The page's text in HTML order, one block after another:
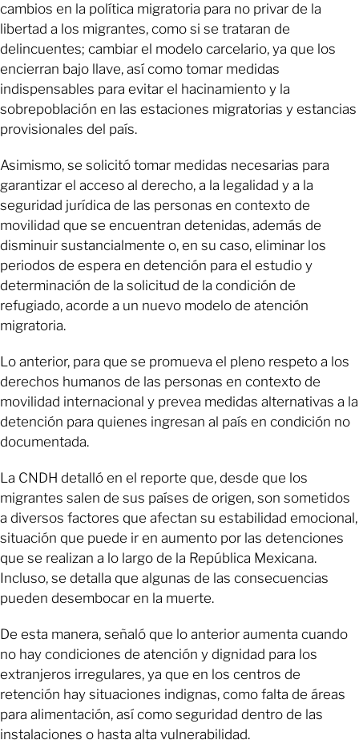
cambios en la política migratoria para no privar de la
libertad a los migrantes, como si se trataran de
delincuentes; cambiar el modelo carcelario, ya que los
encierran bajo llave, así como tomar medidas
indispensables para evitar el hacinamiento y la
sobrepoblación en las estaciones migratorias y estancias
provisionales del país.
Asimismo, se solicitó tomar medidas necesarias para
garantizar el acceso al derecho, a la legalidad y a la
seguridad jurídica de las personas en contexto de
movilidad que se encuentran detenidas, además de
disminuir sustancialmente o, en su caso, eliminar los
periodos de espera en detención para el estudio y
determinación de la solicitud de la condición de
refugiado, acorde a un nuevo modelo de atención
migratoria.
Lo anterior, para que se promueva el pleno respeto a los
derechos humanos de las personas en contexto de
movilidad internacional y prevea medidas alternativas a la
detención para quienes ingresan al país en condición no
documentada.
La CNDH detalló en el reporte que, desde que los
migrantes salen de sus países de origen, son sometidos
a diversos factores que afectan su estabilidad emocional,
situación que puede ir en aumento por las detenciones
que se realizan a lo largo de la República Mexicana.
Incluso, se detalla que algunas de las consecuencias
pueden desembocar en la muerte.
De esta manera, señaló que lo anterior aumenta cuando
no hay condiciones de atención y dignidad para los
extranjeros irregulares, ya que en los centros de
retención hay situaciones indignas, como falta de áreas
para alimentación, así como seguridad dentro de las
instalaciones o hasta alta vulnerabilidad.